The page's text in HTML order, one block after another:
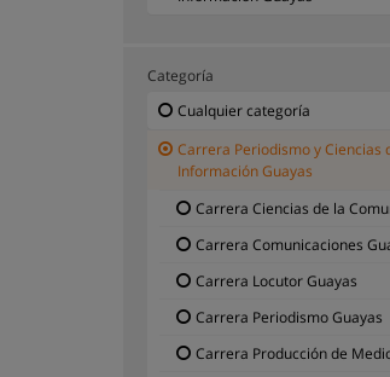
Categoría
Cualquier categoría
Carrera Periodismo y Ciencias
Información Guayas
Carrera Ciencias de la
Carrera Comunicaciones
Carrera Locutor Guayas
Carrera Periodismo Guayas
Carrera Producción de